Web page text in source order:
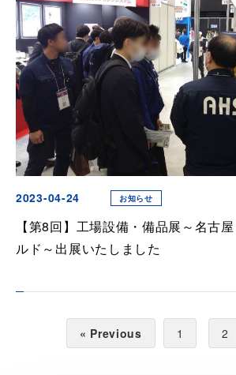
2023-04-24 お知らせ
【第8回】工場設備・備品展～名古
ルド～出展いたしました
投
稿
« Previous 1 2